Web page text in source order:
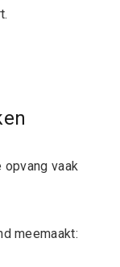
vaak
meemaakt: